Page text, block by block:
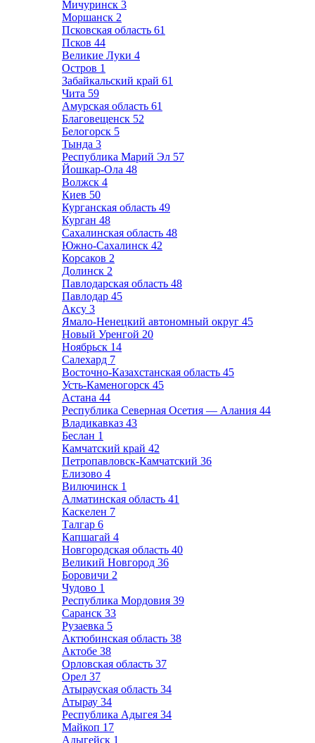
Мичуринск 3
Моршанск 2
Псковская область 61
Псков 44
Великие Луки 4
Остров 1
Забайкальский край 61
Чита 59
Амурская область 61
Благовещенск 52
Белогорск 5
Тында 3
Республика Марий Эл 57
Йошкар-Ола 48
Волжск 4
Киев 50
Курганская область 49
Курган 48
Сахалинская область 48
Южно-Сахалинск 42
Корсаков 2
Долинск 2
Павлодарская область 48
Павлодар 45
Аксу 3
Ямало-Ненецкий автономный округ 45
Новый Уренгой 20
Ноябрьск 14
Салехард 7
Восточно-Казахстанская область 45
Усть-Каменогорск 45
Астана 44
Республика Северная Осетия — Алания 44
Владикавказ 43
Беслан 1
Камчатский край 42
Петропавловск-Камчатский 36
Елизово 4
Вилючинск 1
Алматинская область 41
Каскелен 7
Талгар 6
Капшагай 4
Новгородская область 40
Великий Новгород 36
Боровичи 2
Чудово 1
Республика Мордовия 39
Саранск 33
Рузаевка 5
Актюбинская область 38
Актобе 38
Орловская область 37
Орел 37
Атырауская область 34
Атырау 34
Республика Адыгея 34
Майкоп 17
Адыгейск 1